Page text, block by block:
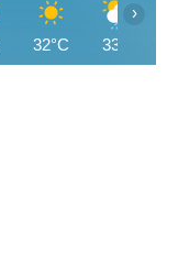
32°C 33°C
›